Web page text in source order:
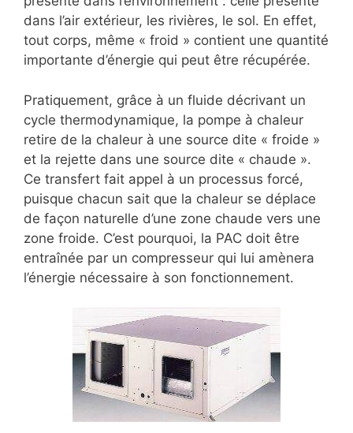
dans l’air extérieur, les rivières, le sol. En effet,
tout corps, même « froid » contient une quantité
importante d’énergie qui peut être récupérée.
Pratiquement, grâce à un fluide décrivant un
cycle thermodynamique, la pompe à chaleur
retire de la chaleur à une source dite « froide »
et la rejette dans une source dite « chaude ».
Ce transfert fait appel à un processus forcé,
puisque chacun sait que la chaleur se déplace
de façon naturelle d’une zone chaude vers une
zone froide. C’est pourquoi, la PAC doit être
entraînée par un compresseur qui lui amènera
l’énergie nécessaire à son fonctionnement.